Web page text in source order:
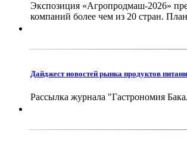
Экспозиция «Агропродмаш-2026»
компаний более чем из 20 стран.
Дайджест новостей рынка продуктов
Рассылка журнала "Гастрономия